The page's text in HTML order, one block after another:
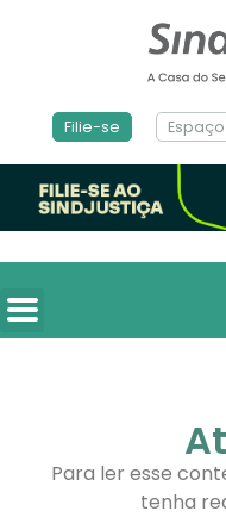
Filie-se
Para ler esse
tenha